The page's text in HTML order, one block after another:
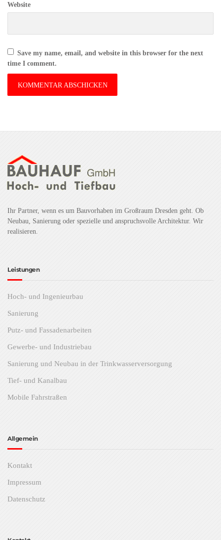
Website
Save my name, email, and website in this browser for the next
time I comment.
Ihr Partner, wenn es um Bauvorhaben im Großraum Dresden geht. Ob
Neubau, Sanierung oder spezielle und anspruchsvolle Architektur. Wir
realisieren.
Leistungen
Hoch- und Ingenieurbau
Sanierung
Putz- und Fassadenarbeiten
Gewerbe- und Industriebau
Sanierung und Neubau in der Trinkwasserversorgung
Tief- und Kanalbau
Mobile Fahrstraßen
Allgemein
Kontakt
Impressum
Datenschutz